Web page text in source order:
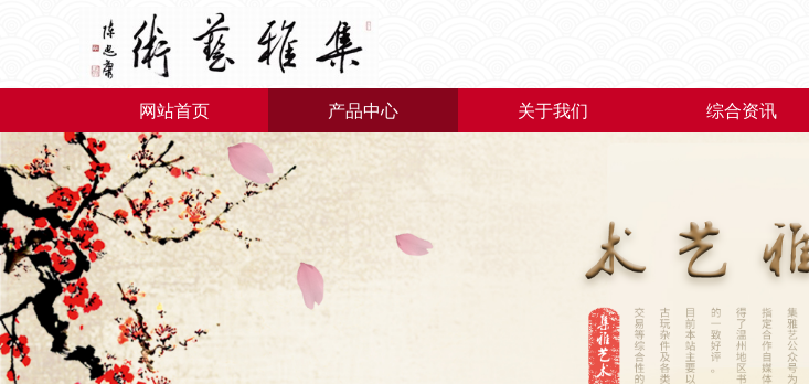
网站首页
网站首页
产品中心
产品中心
关于我们 综合资讯